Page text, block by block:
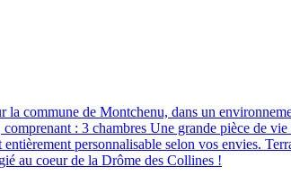
commune de Montchenu, dans un
: 3 chambres Une grande pièce de
personnalisable selon vos envies.
au coeur de la Drôme des Collines !